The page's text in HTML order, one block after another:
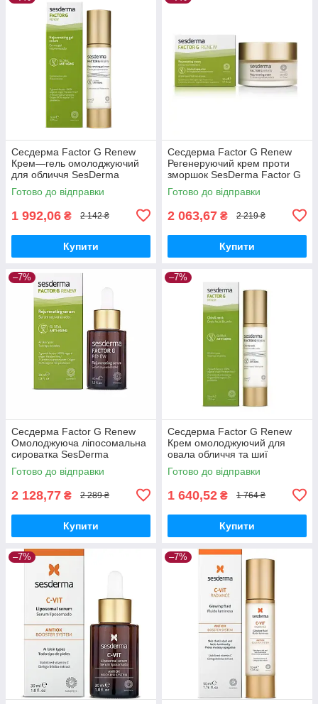
Сесдерма Factor G Renew
Крем—гель омолоджуючий
для обличчя SesDerma
Factor G Renew Rejuvenating
Gel Cream, 50 мл
Готово до відправки
1 992,06 ₴ 2 142 ₴
Купити
Сесдерма Factor G Renew
Регенеруючий крем проти
зморшок SesDerma Factor G
Renew Anti-Aging
Regenerating Cream, 50 мл
Готово до відправки
2 063,67 ₴ 2 219 ₴
Купити
–7%
Сесдерма Factor G Renew
Омолоджуюча ліпосомальна
сироватка SesDerma
FACTOR G Loiposomal
Serum, 30 мл
Готово до відправки
2 128,77 ₴ 2 289 ₴
Купити
–7%
Сесдерма Factor G Renew
Крем омолоджуючий для
овала обличчя та шиї
SesDerma Factor G Renew
Chin & Neck, 50 мл
Готово до відправки
1 640,52 ₴ 1 764 ₴
Купити
–7% –7%